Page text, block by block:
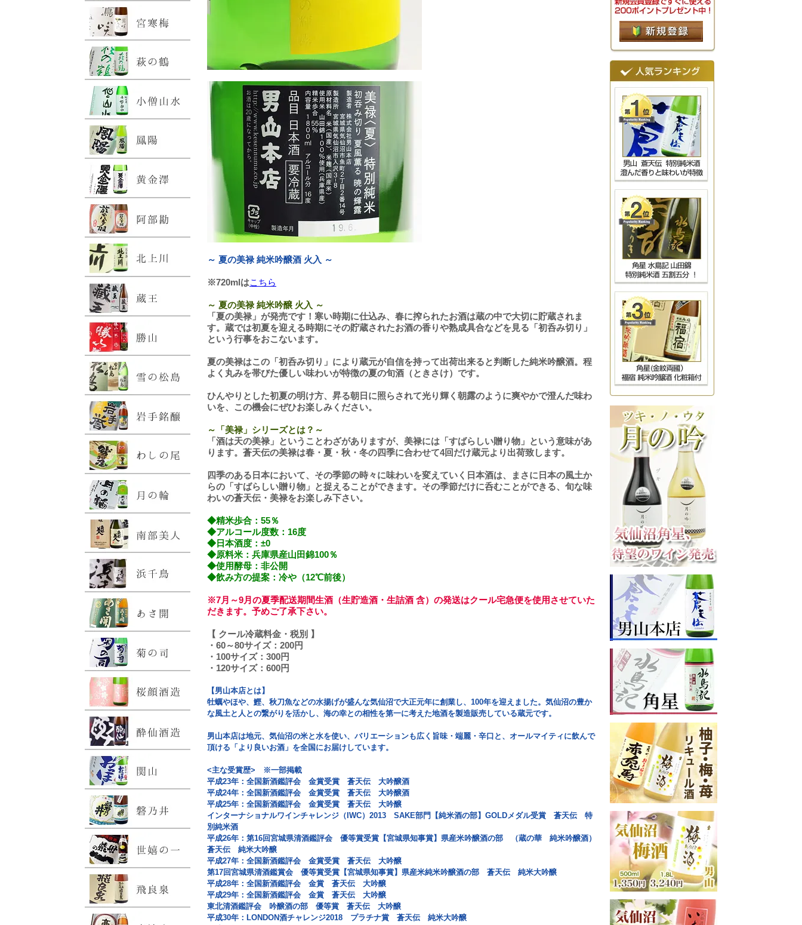
～ 夏の美禄 純米吟醸酒 火入 ～
※720mlはこちら
～ 夏の美禄 純米吟醸 火入 ～
「夏の美禄」が発売です！寒い時期に仕込み、春に搾られたお酒は蔵の中で大切に貯蔵されま
す。蔵では初夏を迎える時期にその貯蔵されたお酒の香りや熟成具合などを見る「初呑み切り」
という行事をおこないます。
夏の美禄はこの「初呑み切り」により蔵元が自信を持って出荷出来ると判断した純米吟醸酒。程
よく丸みを帯びた優しい味わいが特徴の夏の旬酒（ときさけ）です。
ひんやりとした初夏の明け方、昇る朝日に照らされて光り輝く朝露のように爽やかで澄んだ味わ
いを、この機会にぜひお楽しみください。
～「美禄」シリーズとは？～
「酒は天の美禄」ということわざがありますが、美禄には「すばらしい贈り物」という意味があ
ります。蒼天伝の美禄は春・夏・秋・冬の四季に合わせて4回だけ蔵元より出荷致します。
四季のある日本において、その季節の時々に味わいを変えていく日本酒は、まさに日本の風土か
らの「すばらしい贈り物」と捉えることができます。その季節だけに呑むことができる、旬な味
わいの蒼天伝・美禄をお楽しみ下さい。
◆精米歩合：55％
◆アルコール度数：16度
◆日本酒度：±0
◆原料米：兵庫県産山田錦100％
◆使用酵母：非公開
◆飲み方の提案：冷や（12℃前後）
※7月～9月の夏季配送期間生酒（生貯造酒・生詰酒 含）の発送はクール宅急便を使用させていた
だきます。予めご了承下さい。
【 クール冷蔵料金・税別 】
・60～80サイズ：200円
・100サイズ：300円
・120サイズ：600円
【男山本店とは】
牡蠣やほや、鰹、秋刀魚などの水揚げが盛んな気仙沼で大正元年に創業し、100年を迎えました。気仙沼の豊か
な風土と人との繋がりを活かし、海の幸との相性を第一に考えた地酒を製造販売している蔵元です。
男山本店は地元、気仙沼の米と水を使い、バリエーションも広く旨味・端麗・辛口と、オールマイティに飲んで
頂ける「より良いお酒」を全国にお届けしています。
<主な受賞歴> ※一部掲載
平成23年：全国新酒鑑評会 金賞受賞 蒼天伝 大吟醸酒
平成24年：全国新酒鑑評会 金賞受賞 蒼天伝 大吟醸酒
平成25年：全国新酒鑑評会 金賞受賞 蒼天伝 大吟醸
インターナショナルワインチャレンジ（IWC）2013 SAKE部門【純米酒の部】GOLDメダル受賞 蒼天伝 特
別純米酒
平成26年：第16回宮城県清酒鑑評会 優等賞受賞【宮城県知事賞】県産米吟醸酒の部 （蔵の華 純米吟醸酒）
蒼天伝 純米大吟醸
平成27年：全国新酒鑑評会 金賞受賞 蒼天伝 大吟醸
第17回宮城県清酒鑑賞会 優等賞受賞【宮城県知事賞】県産米純米吟醸酒の部 蒼天伝 純米大吟醸
平成28年：全国新酒鑑評会 金賞 蒼天伝 大吟醸
平成29年：全国新酒鑑評会 金賞 蒼天伝 大吟醸
東北清酒鑑評会 吟醸酒の部 優等賞 蒼天伝 大吟醸
平成30年：LONDON酒チャレンジ2018 プラチナ賞 蒼天伝 純米大吟醸